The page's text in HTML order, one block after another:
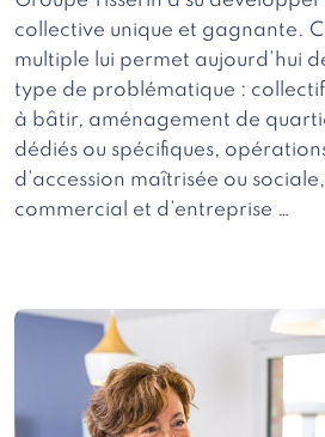
collective unique et gagnante.
multiple lui permet aujourd’hui
type de problématique :
à bâtir, aménagement de
dédiés ou spécifiques,
d’accession maîtrisée ou
commercial et d’entreprise …